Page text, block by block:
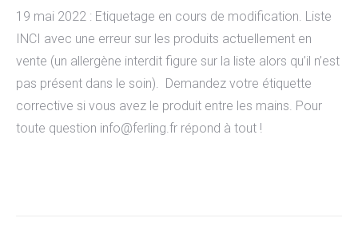
19 mai 2022 : Etiquetage en cours de modification. Liste
INCI avec une erreur sur les produits actuellement en
vente (un allergène interdit figure sur la liste alors qu’il n’est
pas présent dans le soin). Demandez votre étiquette
corrective si vous avez le produit entre les mains. Pour
toute question info@ferling.fr répond à tout !